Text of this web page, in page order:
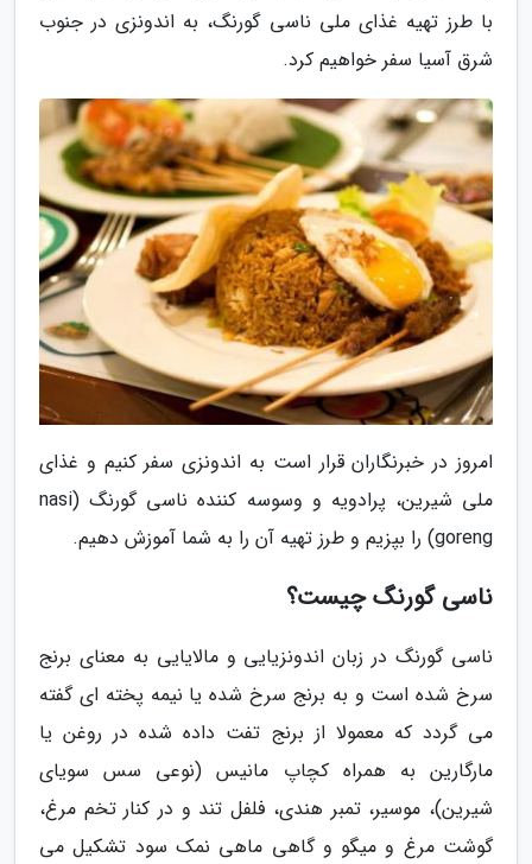
با طرز تهیه غذای ملی ناسی گورنگ، به اندونزی در جنوب
شرق آسیا سفر خواهیم کرد.
امروز در خبرنگاران قرار است به اندونزی سفر کنیم و غذای
ملی شیرین، پرادویه و وسوسه کننده ناسی گورنگ (nasi
goreng) را بپزیم و طرز تهیه آن را به شما آموزش دهیم.
ناسی گورنگ چیست؟
ناسی گورنگ در زبان اندونزیایی و مالایایی به معنای برنج
سرخ شده است و به برنج سرخ شده یا نیمه پخته ای گفته
می گردد که معمولا از برنج تفت داده شده در روغن یا
مارگارین به همراه کچاپ مانیس (نوعی سس سویای
شیرین)، موسیر، تمبر هندی، فلفل تند و در کنار تخم مرغ،
گوشت مرغ و میگو و گاهی ماهی نمک سود تشکیل می